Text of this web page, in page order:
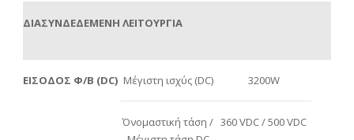
ΔΙΑΣΥΝΔΕΔΕΜΕΝΗ ΛΕΙΤΟΥΡΓΙΑ
ΕΙΣΟΔΟΣ Φ/Β (DC) Μέγιστη ισχύς (DC) 3200W
Όνομαστική τάση / 360 VDC / 500 VDC